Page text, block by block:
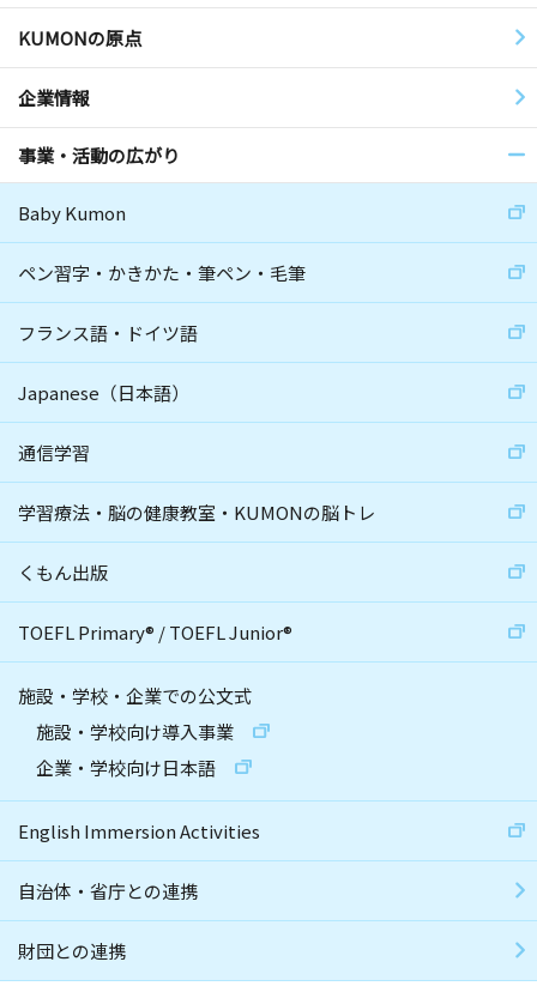
KUMONの原点
企業情報
事業・活動の広がり
Baby Kumon
ペン習字・かきかた・筆ペン・毛筆
フランス語・ドイツ語
Japanese（日本語）
通信学習
学習療法・脳の健康教室・KUMONの脳トレ
くもん出版
TOEFL Primary® /TOEFL Junior®
施設・学校・企業での公文式
施設・学校向け導入事業
企業・学校向け日本語
English Immersion Activities
自治体・省庁との連携
財団との連携